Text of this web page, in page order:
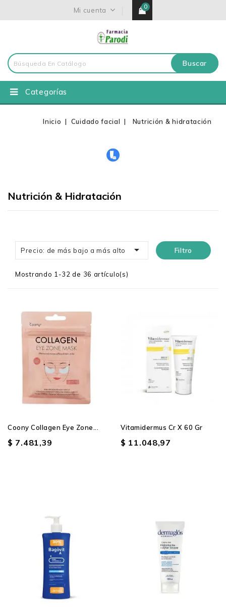
Mi cuenta 0
Buscar
Categorías
Inicio Cuidado facial Nutrición & hidratación
Nutrición & Hidratación
Precio: de más bajo a más alto  Filtro
Mostrando 1-32 de 36 artículo(s)
Coony Collagen Eye Zone...
$ 7.481,39
Vitamidermus Cr X 60 Gr
$ 11.048,97